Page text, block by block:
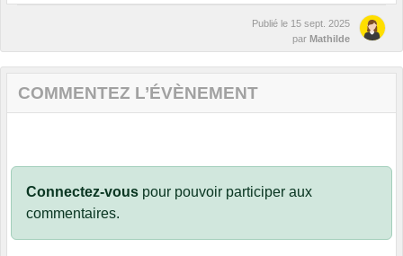
Publié le 15 sept. 2025
par Mathilde
COMMENTEZ L’ÉVÈNEMENT
Connectez-vous pour pouvoir participer aux
commentaires.